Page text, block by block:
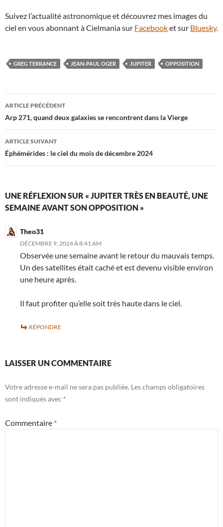
Suivez l’actualité astronomique et découvrez mes images du
ciel en vous abonnant à Cielmania sur Facebooket sur Bluesky.
GREG TERRANCE JEAN-PAUL OGER JUPITER OPPOSITION
Navigation
des
articles
ARTICLE PRÉCÉDENT
Arp 271, quand deux galaxies se rencontrent dans la Vierge
ARTICLE SUIVANT
Éphémérides : le ciel du mois de décembre 2024
UNE RÉFLEXION SUR « JUPITER TRÈS EN BEAUTÉ, UNE
SEMAINE AVANT SON OPPOSITION »
Theo31
DÉCEMBRE 9, 2024 À 8:41 AM
Observée une semaine avant le retour du mauvais temps.
Un des satellites était caché et est devenu visible environ
une heure après.
Il faut profiter qu’elle soit très haute dans le ciel.
RÉPONDRE
LAISSER UN COMMENTAIRE
Votre adresse e-mail ne sera pas publiée. Les champs obligatoires
sont indiqués avec *
Commentaire *